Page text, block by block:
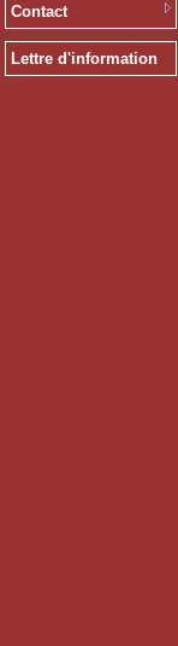
Contact
Lettre d'information